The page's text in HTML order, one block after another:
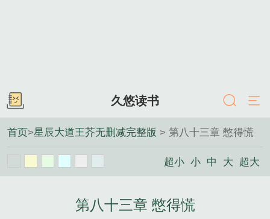
久悠读书
首页>星辰大道王芥无删减完整版 > 第八十三章 憋得慌
超小 小 中 大 超大
第八十三章 憋得慌